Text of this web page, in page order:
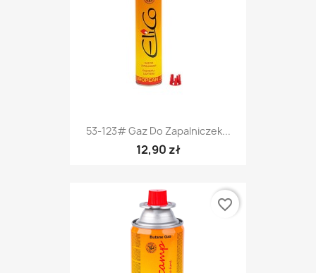
53-123# Gaz Do Zapalniczek...
12,90 zł
favorite_border